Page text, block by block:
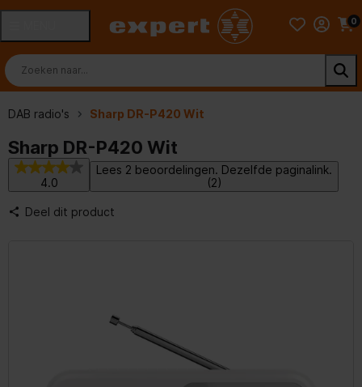
0
DAB radio's Sharp DR-P420 Wit
Sharp DR-P420 Wit
4.0
Lees 2 beoordelingen. Dezelfde paginalink.
(2)
Deel dit product